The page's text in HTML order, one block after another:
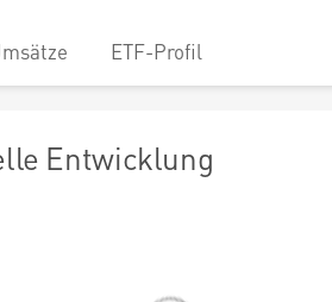
ETF-Profil
Entwicklung